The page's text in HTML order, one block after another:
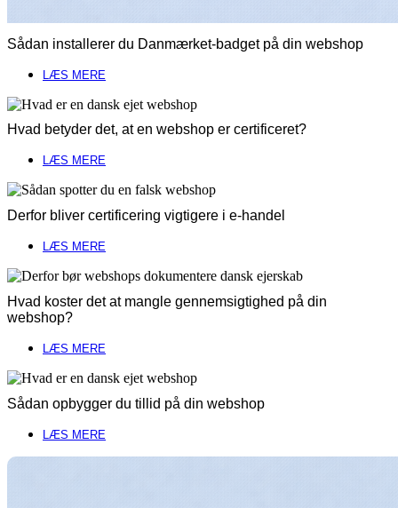
Sådan installerer du Danmærket-badget på din webshop
LÆS MERE
Hvad betyder det, at en webshop er certificeret?
LÆS MERE
Derfor bliver certificering vigtigere i e-handel
LÆS MERE
Hvad koster det at mangle gennemsigtighed på din
webshop?
LÆS MERE
Sådan opbygger du tillid på din webshop
LÆS MERE